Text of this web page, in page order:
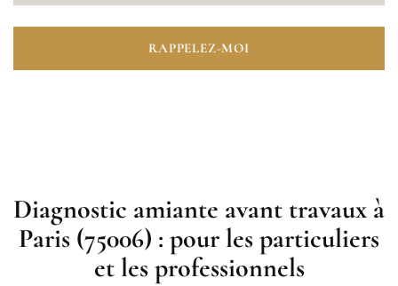
RAPPELEZ-MOI
Diagnostic amiante avant travaux à
Paris (75006) : pour les particuliers
et les professionnels